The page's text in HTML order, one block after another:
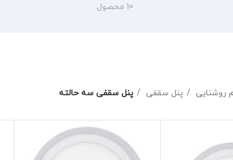
10 محصول
روشنایی پنل سقفی پنل سقفی سه حالته